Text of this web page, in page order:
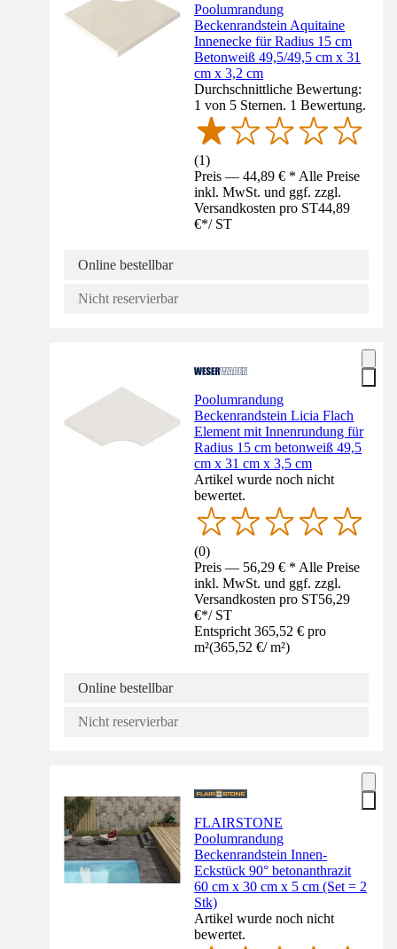
Poolumrandung
Beckenrandstein Aquitaine
Innenecke für Radius 15 cm
Betonweiß 49,5/49,5 cm x 31
cm x 3,2 cm
Durchschnittliche Bewertung:
1 von 5 Sternen. 1 Bewertung.
(1)
Preis — 44,89 € * Alle Preise
inkl. MwSt. und ggf. zzgl.
Versandkosten pro ST44,89
€*/ ST
Online bestellbar
Nicht reservierbar
Poolumrandung
Beckenrandstein Licia Flach
Element mit Innenrundung für
Radius 15 cm betonweiß 49,5
cm x 31 cm x 3,5 cm
Artikel wurde noch nicht
bewertet.
(0)
Preis — 56,29 € * Alle Preise
inkl. MwSt. und ggf. zzgl.
Versandkosten pro ST56,29
€*/ ST
Entspricht 365,52 € pro
m²(365,52 €/ m²)
Online bestellbar
Nicht reservierbar
FLAIRSTONE
Poolumrandung
Beckenrandstein Innen-
Eckstück 90° betonanthrazit
60 cm x 30 cm x 5 cm (Set = 2
Stk)
Artikel wurde noch nicht
bewertet.